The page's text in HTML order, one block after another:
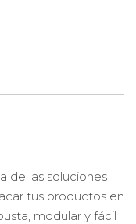
de las soluciones
tus productos en
modular y fácil